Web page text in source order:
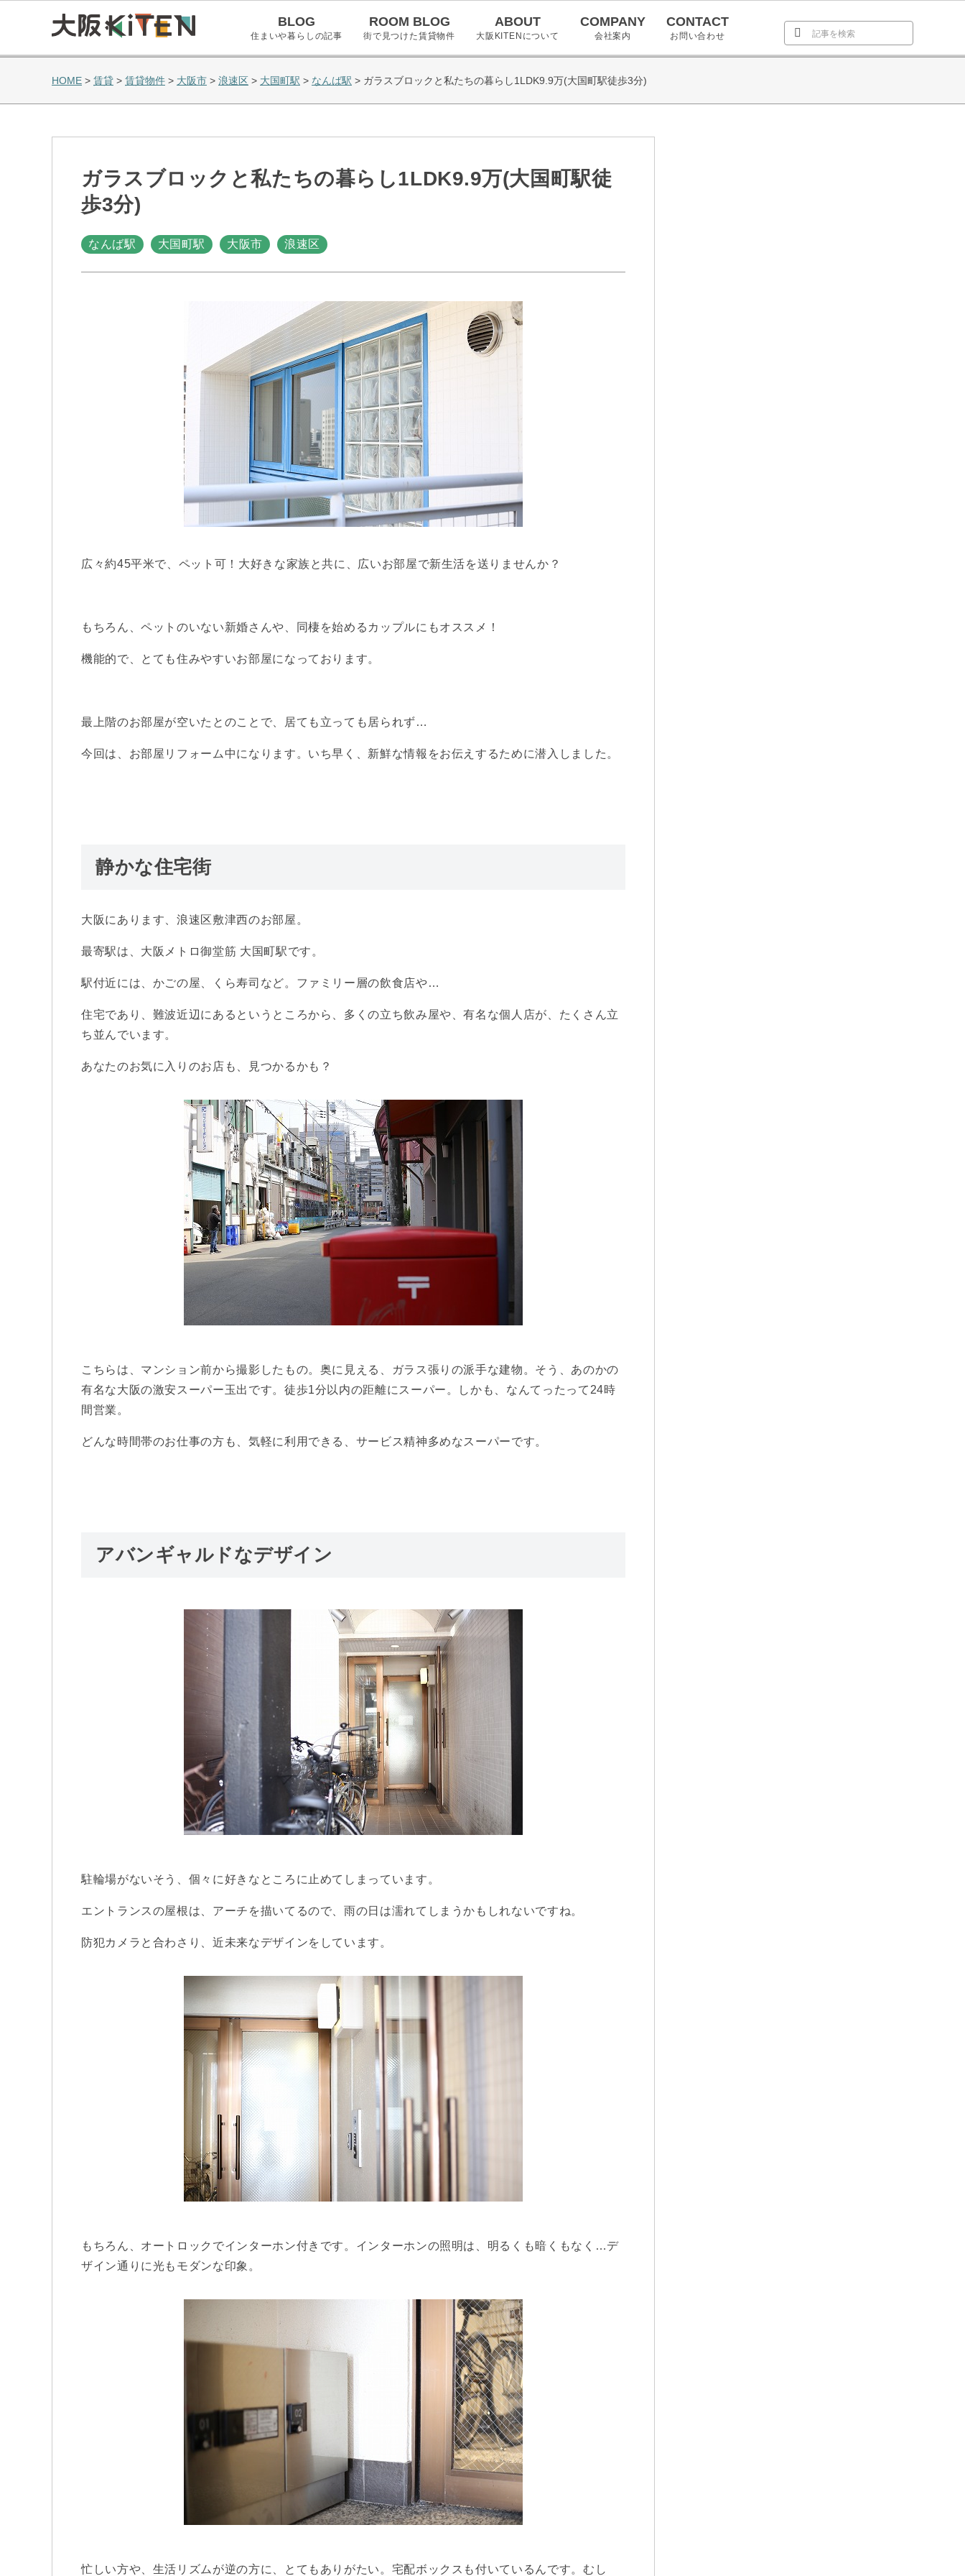
BLOG
住まいや暮らしの記事
ROOM BLOG
街で見つけた賃貸物件
ABOUT
大阪KITENについて
COMPANY
会社案内
CONTACT
お問い合わせ
HOME > 賃貸 > 賃貸物件 > 大阪市 > 浪速区 > 大国町駅 > なんば駅 > ガラスブロックと私たちの暮らし1LDK9.9万(大国町駅徒歩3分)
ガラスブロックと私たちの暮らし1LDK9.9万(大国町駅徒
歩3分)
なんば駅 大国町駅 大阪市 浪速区
広々約45平米で、ペット可！大好きな家族と共に、広いお部屋で新生活を送りませんか？
もちろん、ペットのいない新婚さんや、同棲を始めるカップルにもオススメ！
機能的で、とても住みやすいお部屋になっております。
最上階のお部屋が空いたとのことで、居ても立っても居られず…
今回は、お部屋リフォーム中になります。いち早く、新鮮な情報をお伝えするために潜入しました。
静かな住宅街
大阪にあります、浪速区敷津西のお部屋。
最寄駅は、大阪メトロ御堂筋 大国町駅です。
駅付近には、かごの屋、くら寿司など。ファミリー層の飲食店や…
住宅であり、難波近辺にあるというところから、多くの立ち飲み屋や、有名な個人店が、たくさん立
ち並んでいます。
あなたのお気に入りのお店も、見つかるかも？
こちらは、マンション前から撮影したもの。奥に見える、ガラス張りの派手な建物。そう、あのかの
有名な大阪の激安スーパー玉出です。徒歩1分以内の距離にスーパー。しかも、なんてったって24時
間営業。
どんな時間帯のお仕事の方も、気軽に利用できる、サービス精神多めなスーパーです。
アバンギャルドなデザイン
駐輪場がないそう、個々に好きなところに止めてしまっています。
エントランスの屋根は、アーチを描いてるので、雨の日は濡れてしまうかもしれないですね。
防犯カメラと合わさり、近未来なデザインをしています。
もちろん、オートロックでインターホン付きです。インターホンの照明は、明るくも暗くもなく…デ
ザイン通りに光もモダンな印象。
忙しい方や、生活リズムが逆の方に、とてもありがたい。宅配ボックスも付いているんです。むし